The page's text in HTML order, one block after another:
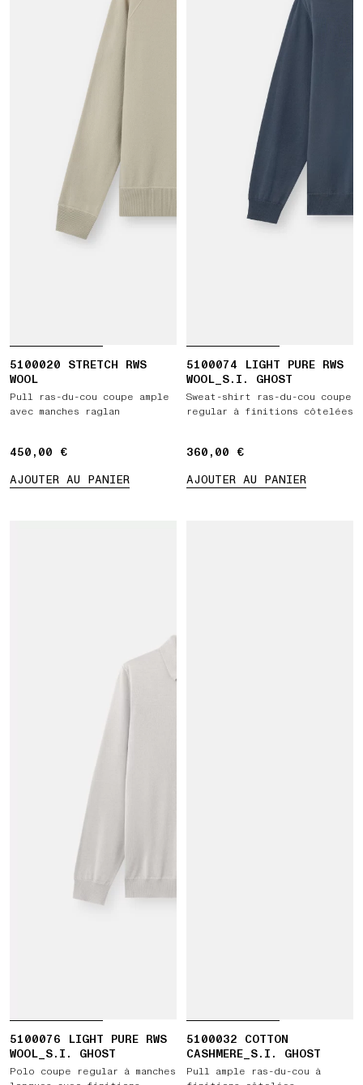
5100020 STRETCH RWS
WOOL
Pull ras-du-cou coupe ample
avec manches raglan
450,00 €
450,00 €
AJOUTER AU PANIER
5100074 LIGHT PURE RWS
WOOL_S.I. GHOST
Sweat-shirt ras-du-cou coupe
regular à finitions côtelées
360,00 €
360,00 €
AJOUTER AU PANIER
5100076 LIGHT PURE RWS
WOOL_S.I. GHOST
Polo coupe regular à manches
5100032 COTTON
CASHMERE_S.I. GHOST
Pull ample ras-du-cou à